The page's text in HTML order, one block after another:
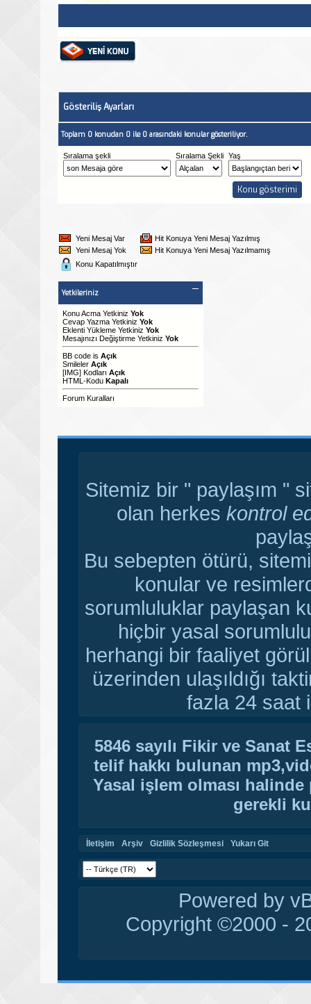
Gösteriliş Ayarları
Toplam 0 konudan 0 ile 0 arasındaki konular gösteriliyor.
Sıralama şekli Sıralama Şekli Yaş
Yeni Mesaj Var
Hit Konuya Yeni Mesaj Yazılmış
Yeni Mesaj Yok
Hit Konuya Yeni Mesaj Yazılmamış
Konu Kapatılmıştır
Yetkileriniz
Konu Acma Yetkiniz Yok
Cevap Yazma Yetkiniz Yok
Eklenti Yükleme Yetkiniz Yok
Mesajınızı Değiştirme Yetkiniz Yok
BB code is Açık
Smileler Açık
[IMG] Kodları Açık
HTML-Kodu Kapalı
Forum Kuralları
Sitemiz bir " paylaşım "
olan herkes kontrol
Bu sebepten ötürü,
konular ve
sorumluluklar paylaşan
hiçbir yasal
herhangi bir faaliyet
üzerinden ulaşıldığı
fazla 24 saat
5846 sayılı Fikir ve Sanat
telif hakkı bulunan
Yasal işlem olması
gerekli
İletişim Arşiv Gizlilik Sözleşmesi Yukarı Git
Powered by
Copyright ©2000 -